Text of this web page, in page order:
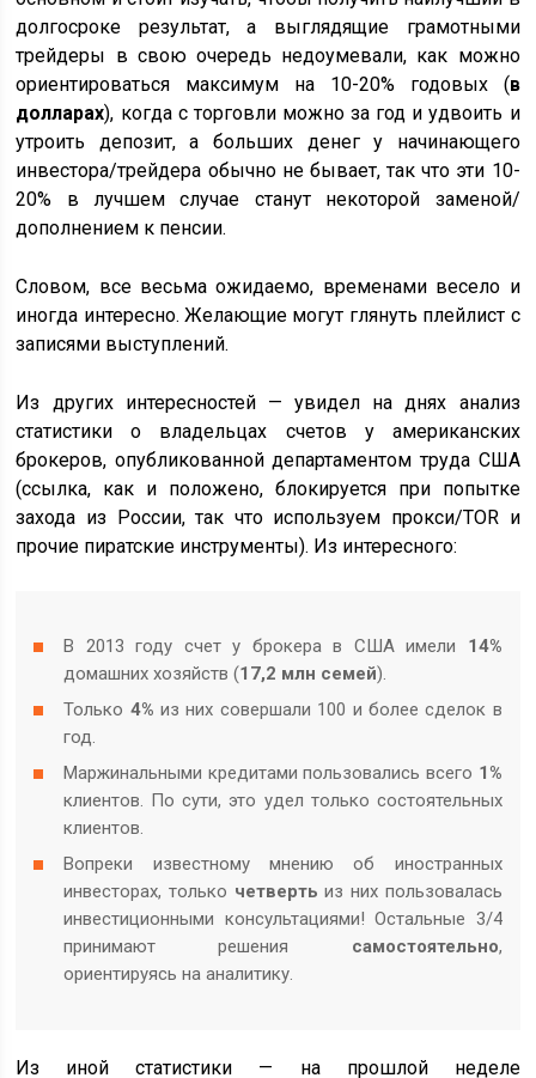
долгосроке результат, а выглядящие грамотными
трейдеры в свою очередь недоумевали, как можно
ориентироваться максимум на 10-20% годовых (в
долларах), когда с торговли можно за год и удвоить и
утроить депозит, а больших денег у начинающего
инвестора/трейдера обычно не бывает, так что эти 10-
20% в лучшем случае станут некоторой заменой/
дополнением к пенсии.
Словом, все весьма ожидаемо, временами весело и
иногда интересно. Желающие могут глянуть плейлист с
записями выступлений.
Из других интересностей — увидел на днях анализ
статистики о владельцах счетов у американских
брокеров, опубликованной департаментом труда США
(ссылка, как и положено, блокируется при попытке
захода из России, так что используем прокси/TOR и
прочие пиратские инструменты). Из интересного:
В 2013 году счет у брокера в США имели 14%
домашних хозяйств (17,2 млн семей).
Только 4% из них совершали 100 и более сделок в
год.
Маржинальными кредитами пользовались всего 1%
клиентов. По сути, это удел только состоятельных
клиентов.
Вопреки известному мнению об иностранных
инвесторах, только четверть из них пользовалась
инвестиционными консультациями! Остальные 3/4
принимают решения самостоятельно,
ориентируясь на аналитику.
Из иной статистики — на прошлой неделе